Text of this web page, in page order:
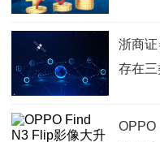
浙商
存在
OPPO